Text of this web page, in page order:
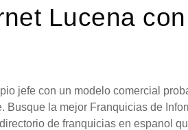
Lucena
jefe con un modelo comercial
Busque la mejor Franquicias de
de franquicias en espanol